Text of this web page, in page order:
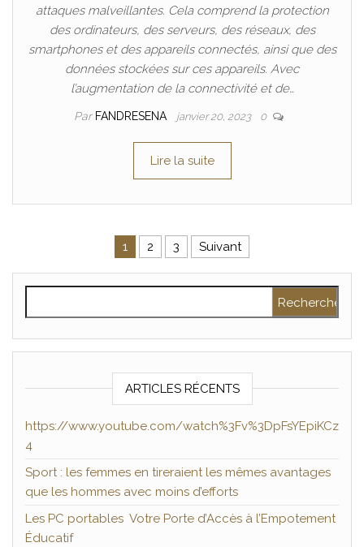
attaques malveillantes. Cela comprend la protection
des ordinateurs, des serveurs, des réseaux, des
smartphones et des appareils connectés, ainsi que des
données stockées sur ces appareils. Avec
l’augmentation de la connectivité et de…
Par FANDRESENA janvier 20, 2023 0
Lire la suite
Pagination des publications
1 2 3 Suivant
ARTICLES RÉCENTS
https://www.youtube.com/watch%3Fv%3DpFsYEpiKCz
4
Sport : les femmes en tireraient les mêmes avantages
que les hommes avec moins d’efforts
Les PC portables Votre Porte d’Accès à l’Empotement
Éducatif